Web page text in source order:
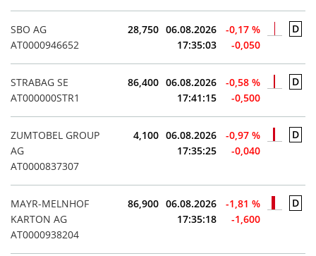
SBO AG
AT0000946652
28,750 06.08.2026
17:35:03
-0,17 %
-0,050
D
STRABAG SE
AT000000STR1
86,400 06.08.2026
17:41:15
-0,58 %
-0,500
D
ZUMTOBEL GROUP
AG
AT0000837307
4,100 06.08.2026
17:35:25
-0,97 %
-0,040
D
MAYR-MELNHOF
KARTON AG
AT0000938204
86,900 06.08.2026
17:35:18
-1,81 %
-1,600
D